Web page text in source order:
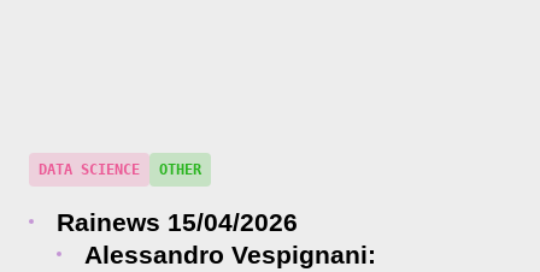
DATA SCIENCE OTHER
Rainews 15/04/2026
Alessandro Vespignani: